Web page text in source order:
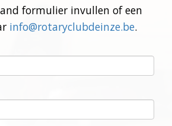
formulier invullen of een
info@rotaryclubdeinze.be.